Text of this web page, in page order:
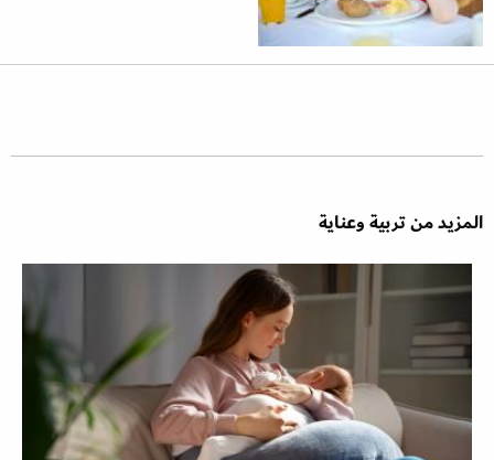
المزيد من تربية وعناية